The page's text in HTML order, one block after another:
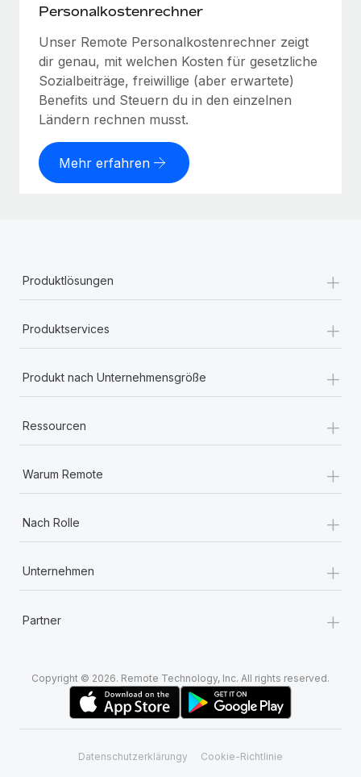
Personalkostenrechner
Unser Remote Personalkostenrechner zeigt
dir genau, mit welchen Kosten für gesetzliche
Sozialbeiträge, freiwillige (aber erwartete)
Benefits und Steuern du in den einzelnen
Ländern rechnen musst.
Mehr erfahren
Produktlösungen +
Produktservices +
Produkt nach Unternehmensgröße +
Ressourcen +
Warum Remote +
Nach Rolle +
Unternehmen +
Partner +
Copyright © 2026. Remote Technology, Inc. All rights reserved.
Datenschutzerklärungy Cookie-Richtlinie